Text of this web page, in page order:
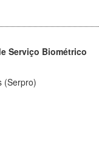
Serviço Biométrico
(Serpro)